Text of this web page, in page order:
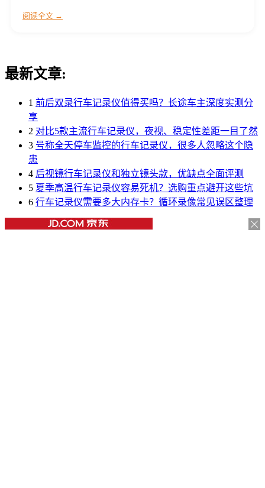
阅读全文 →
最新文章:
1 前后双录行车记录仪值得买吗？长途车主深度实测分
享
2 对比5款主流行车记录仪，夜视、稳定性差距一目了然
3 号称全天停车监控的行车记录仪，很多人忽略这个隐
患
4 后视镜行车记录仪和独立镜头款，优缺点全面评测
5 夏季高温行车记录仪容易死机？选购重点避开这些坑
6 行车记录仪需要多大内存卡？循环录像常见误区整理